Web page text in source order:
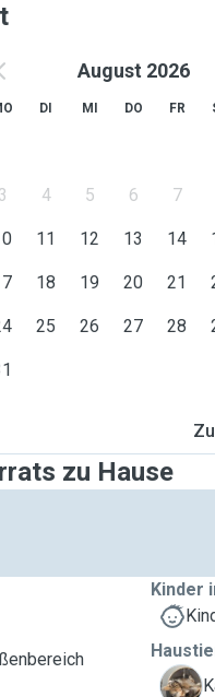
August 2026
DI MI DO FR
3 4 5 6 7
11 12 13 14
18 19 20 21
25 26 27 28
zu Hause
Kinder
K